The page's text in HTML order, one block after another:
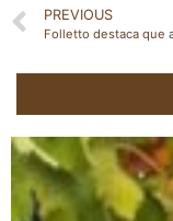
PREVIOUS